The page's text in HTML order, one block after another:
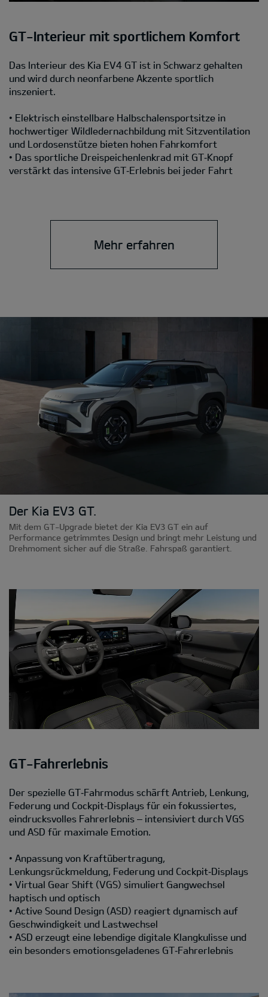
GT-Interieur mit sportlichem Komfort
Das Interieur des Kia EV4 GT ist in Schwarz gehalten
und wird durch neonfarbene Akzente sportlich
inszeniert.
• Elektrisch einstellbare Halbschalensportsitze in
hochwertiger Wildledernachbildung mit Sitzventilation
und Lordosenstütze bieten hohen Fahrkomfort
• Das sportliche Dreispeichenlenkrad mit GT‑Knopf
verstärkt das intensive GT‑Erlebnis bei jeder Fahrt
Mehr erfahren
Der Kia EV3 GT.
Mit dem GT-Upgrade bietet der Kia EV3 GT ein auf
Performance getrimmtes Design und bringt mehr Leistung und
Drehmoment sicher auf die Straße. Fahrspaß garantiert.
GT-Fahrerlebnis
Der spezielle GT‑Fahrmodus schärft Antrieb, Lenkung,
Federung und Cockpit‑Displays für ein fokussiertes,
eindrucksvolles Fahrerlebnis – intensiviert durch VGS
und ASD für maximale Emotion.
• Anpassung von Kraftübertragung,
Lenkungsrückmeldung, Federung und Cockpit‑Displays
• Virtual Gear Shift (VGS) simuliert Gangwechsel
haptisch und optisch
• Active Sound Design (ASD) reagiert dynamisch auf
Geschwindigkeit und Lastwechsel
• ASD erzeugt eine lebendige digitale Klangkulisse und
ein besonders emotionsgeladenes GT‑Fahrerlebnis